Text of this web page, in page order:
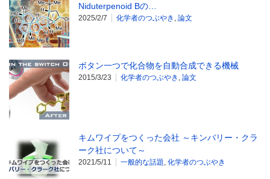
Niduterpenoid Bの…
2025/2/7 化学者のつぶやき , 論文
ボタン一つで化合物を自動合成できる機械
2015/3/23 化学者のつぶやき , 論文
キムワイプをつくった会社 ～キンバリー・クラ
ーク社について～
2021/5/11 一般的な話題, 化学者のつぶやき